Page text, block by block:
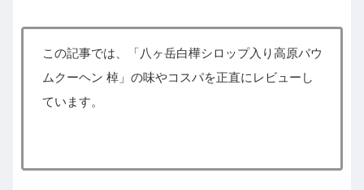
この記事では、「八ヶ岳白樺シロップ入り高原バウ
ムクーヘン 棹」の味やコスパを正直にレビューし
ています。